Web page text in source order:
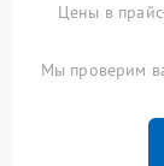
Цены в
Мы проверим